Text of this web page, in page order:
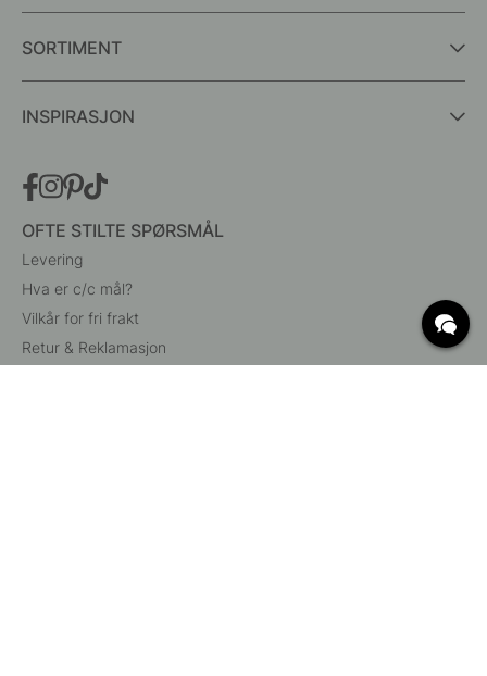
SORTIMENT
INSPIRASJON
OFTE STILTE SPØRSMÅL
Levering
Hva er c/c mål?
Vilkår for fri frakt
Retur & Reklamasjon